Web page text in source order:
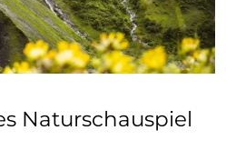
Naturschauspiel